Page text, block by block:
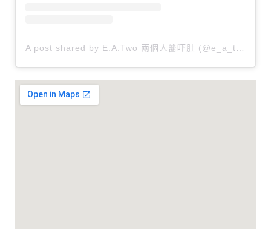
A post shared by E.A.Two 兩個人醫吓肚 (@e_a_two)